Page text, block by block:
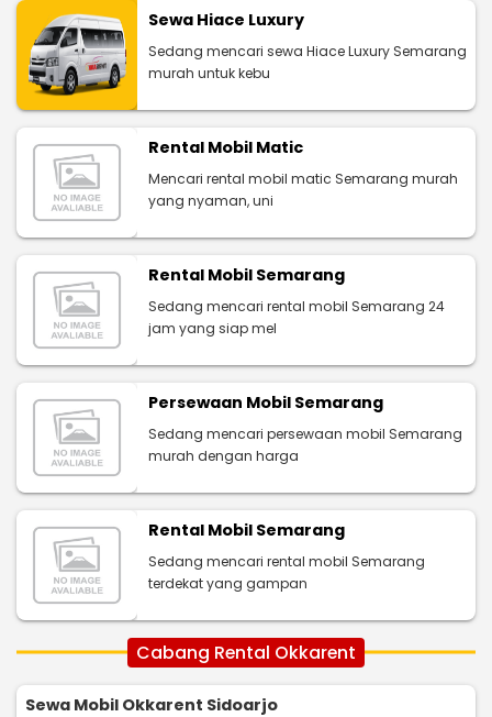
Sewa Hiace Luxury
Sedang mencari sewa Hiace Luxury Semarang
murah untuk kebu
Rental Mobil Matic
Mencari rental mobil matic Semarang murah
yang nyaman, uni
Rental Mobil Semarang
Sedang mencari rental mobil Semarang 24
jam yang siap mel
Persewaan Mobil Semarang
Sedang mencari persewaan mobil Semarang
murah dengan harga
Rental Mobil Semarang
Sedang mencari rental mobil Semarang
terdekat yang gampan
Cabang Rental Okkarent
Sewa Mobil Okkarent Sidoarjo